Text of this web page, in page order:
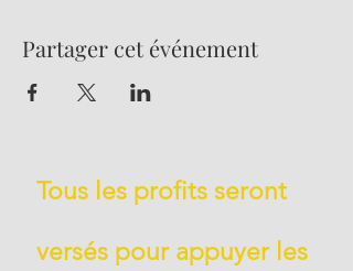
Partager cet événement
Tous les profits seront
versés pour appuyer les